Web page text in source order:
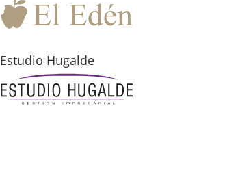
Estudio Hugalde